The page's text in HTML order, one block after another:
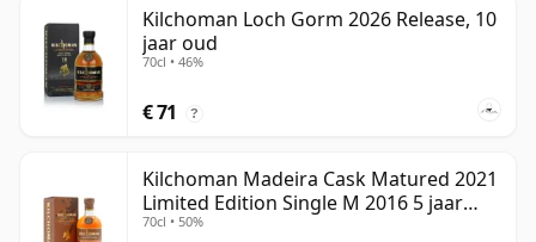
Kilchoman Loch Gorm 2026 Release, 10
jaar oud
70cl • 46%
€ 71 ?
Kilchoman Madeira Cask Matured 2021
Limited Edition Single M 2016 5 jaar
oud
70cl • 50%